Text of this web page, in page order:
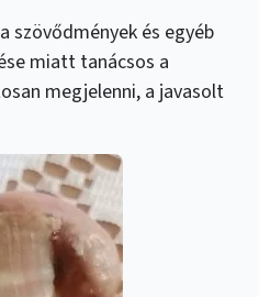
szövődmények és egyéb
miatt tanácsos a
megjelenni, a javasolt